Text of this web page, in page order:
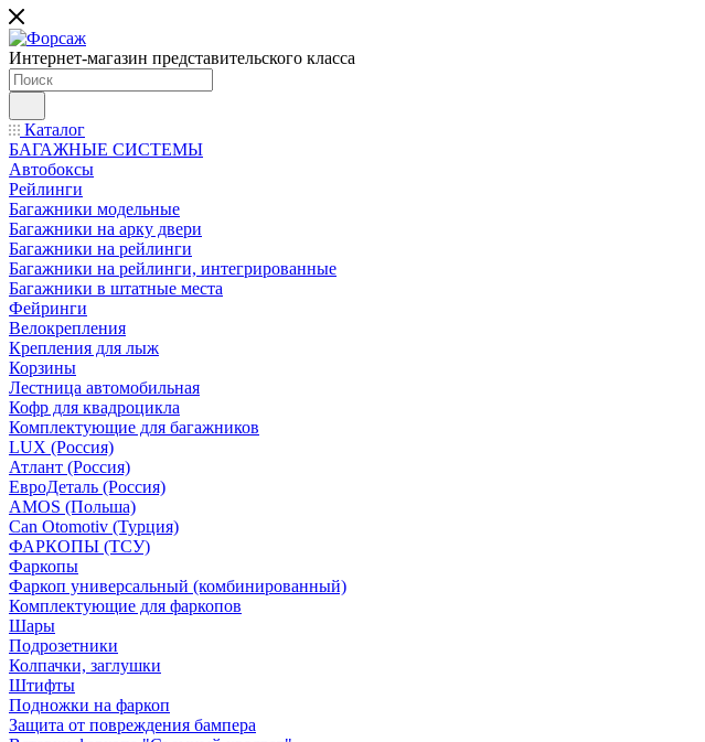
Интернет-магазин представительского класса
Каталог
БАГАЖНЫЕ СИСТЕМЫ
Автобоксы
Рейлинги
Багажники модельные
Багажники на арку двери
Багажники на рейлинги
Багажники на рейлинги, интегрированные
Багажники в штатные места
Фейринги
Велокрепления
Крепления для лыж
Корзины
Лестница автомобильная
Кофр для квадроцикла
Комплектующие для багажников
LUX (Россия)
Атлант (Россия)
ЕвроДеталь (Россия)
AMOS (Польша)
Can Otomotiv (Турция)
ФАРКОПЫ (ТСУ)
Фаркопы
Фаркоп универсальный (комбинированный)
Комплектующие для фаркопов
Шары
Подрозетники
Колпачки, заглушки
Штифты
Подножки на фаркоп
Защита от повреждения бампера